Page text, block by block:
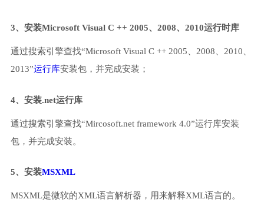
3、安装Microsoft Visual C ++ 2005、2008、2010运行时库
通过搜索引擎查找“Microsoft Visual C ++ 2005、2008、2010、
2013”运行库安装包，并完成安装；
4、安装.net运行库
通过搜索引擎查找“Mircosoft.net framework 4.0”运行库安装
包，并完成安装。
5、安装MSXML
MSXML是微软的XML语言解析器，用来解释XML语言的。